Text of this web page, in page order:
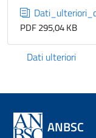
PDF 295,04 KB
Dati ulteriori
ANBSC